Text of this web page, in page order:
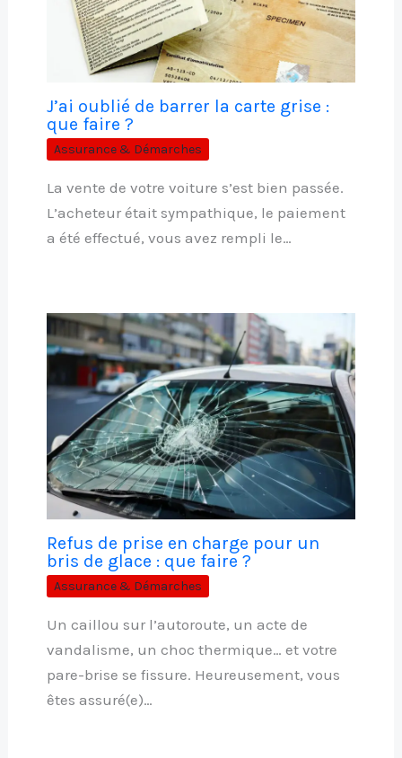
J’ai oublié de barrer la carte grise :
que faire ?
Assurance & Démarches
La vente de votre voiture s’est bien passée.
L’acheteur était sympathique, le paiement
a été effectué, vous avez rempli le…
Refus de prise en charge pour un
bris de glace : que faire ?
Assurance & Démarches
Un caillou sur l’autoroute, un acte de
vandalisme, un choc thermique… et votre
pare-brise se fissure. Heureusement, vous
êtes assuré(e)…